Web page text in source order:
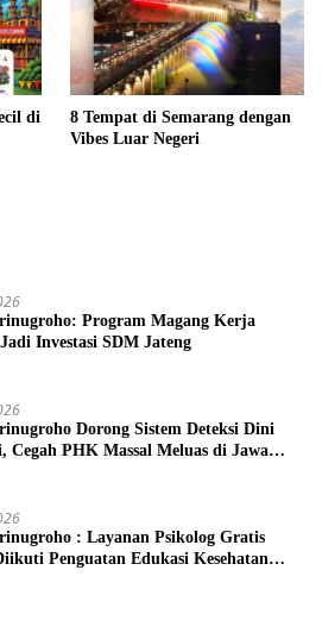
di
8 Tempat di Semarang dengan
Vibes Luar Negeri
Program Magang Kerja
Investasi SDM Jateng
Dorong Sistem Deteksi Dini
Cegah PHK Massal Meluas di Jawa
: Layanan Psikolog Gratis
Penguatan Edukasi Kesehatan